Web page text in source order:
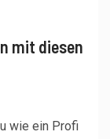
mit diesen
wie ein Profi